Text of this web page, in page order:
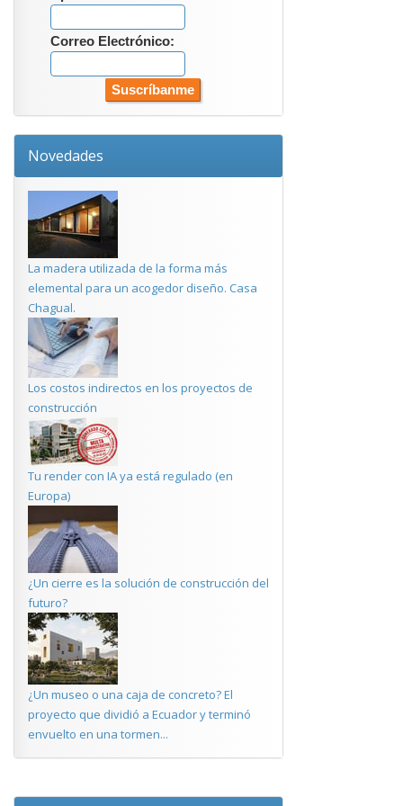
Correo Electrónico:
Novedades
La madera utilizada de la forma más
elemental para un acogedor diseño. Casa
Chagual.
Los costos indirectos en los proyectos de
construcción
Tu render con IA ya está regulado (en
Europa)
¿Un cierre es la solución de construcción del
futuro?
¿Un museo o una caja de concreto? El
proyecto que dividió a Ecuador y terminó
envuelto en una tormen...